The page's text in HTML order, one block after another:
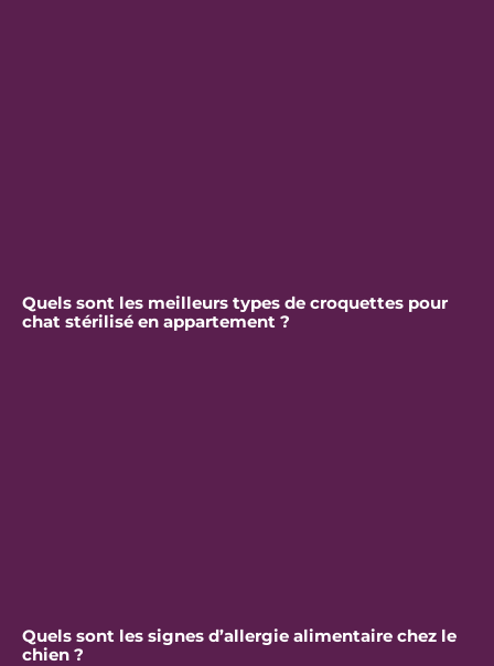
Quels sont les meilleurs types de croquettes pour
chat stérilisé en appartement ?
Quels sont les signes d’allergie alimentaire chez le
chien ?